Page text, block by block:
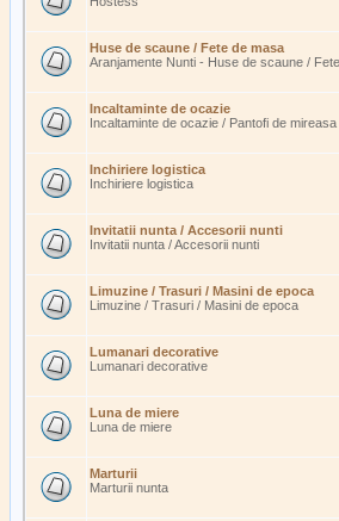
Huse de scaune / Fete de masa
Aranjamente Nunti - Huse de scaune /
Incaltaminte de ocazie
Incaltaminte de ocazie / Pantofi de mireasa
Inchiriere logistica
Inchiriere logistica
Invitatii nunta / Accesorii nunti
Invitatii nunta / Accesorii nunti
Limuzine / Trasuri / Masini de epoca
Limuzine / Trasuri / Masini de epoca
Lumanari decorative
Lumanari decorative
Luna de miere
Luna de miere
Marturii
Marturii nunta